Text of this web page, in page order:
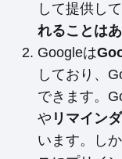
して提供し
れることは
Googleは
しており、
できます。
や リマイン
います。し